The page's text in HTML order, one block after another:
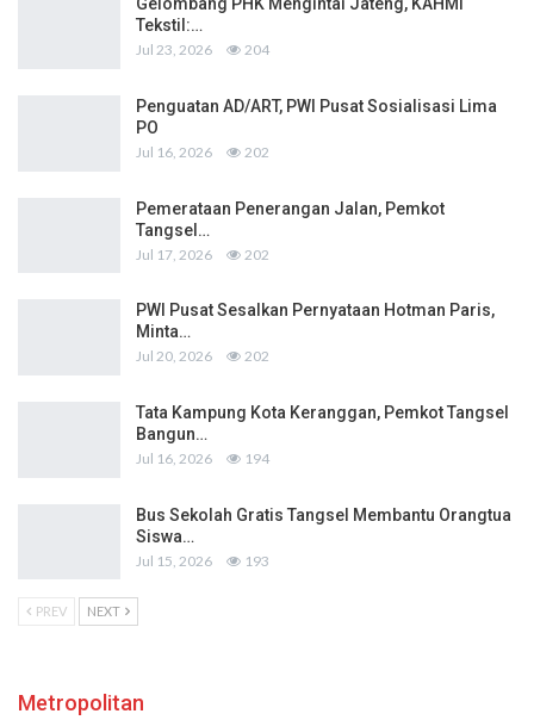
Gelombang PHK Mengintai Jateng, KAHMI
Tekstil:…
Jul 23, 2026 204
Penguatan AD/ART, PWI Pusat Sosialisasi Lima
PO
Jul 16, 2026 202
Pemerataan Penerangan Jalan, Pemkot
Tangsel…
Jul 17, 2026 202
PWI Pusat Sesalkan Pernyataan Hotman Paris,
Minta…
Jul 20, 2026 202
Tata Kampung Kota Keranggan, Pemkot Tangsel
Bangun…
Jul 16, 2026 194
Bus Sekolah Gratis Tangsel Membantu Orangtua
Siswa…
Jul 15, 2026 193
PREV NEXT
Metropolitan